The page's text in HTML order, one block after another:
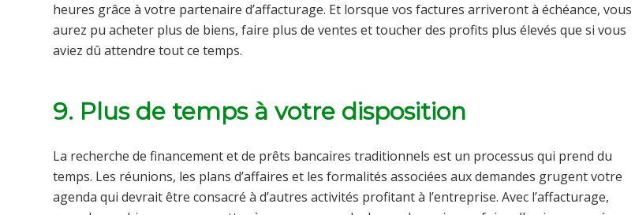
heures grâce à votre partenaire d’affacturage. Et lorsque vos factures arriveront à échéance, vous
aurez pu acheter plus de biens, faire plus de ventes et toucher des profits plus élevés que si vous
aviez dû attendre tout ce temps.
9. Plus de temps à votre disposition
La recherche de financement et de prêts bancaires traditionnels est un processus qui prend du
temps. Les réunions, les plans d’affaires et les formalités associées aux demandes grugent votre
agenda qui devrait être consacré à d’autres activités profitant à l’entreprise. Avec l’affacturage,